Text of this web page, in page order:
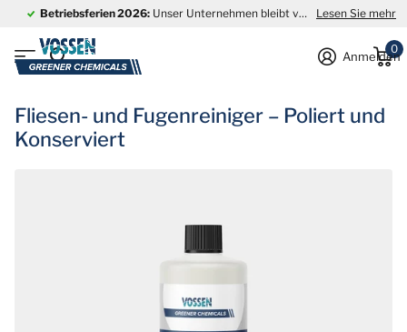
Betriebsferien 2026: Unser Unternehmen bleibt vom 27. Juli bis
Lesen Sie mehr
Anmelden
0
Fliesen- und Fugenreiniger – Poliert und
Konserviert